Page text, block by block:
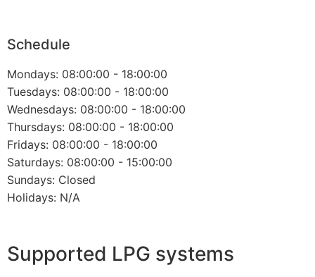
Schedule
Mondays: 08:00:00 - 18:00:00
Tuesdays: 08:00:00 - 18:00:00
Wednesdays: 08:00:00 - 18:00:00
Thursdays: 08:00:00 - 18:00:00
Fridays: 08:00:00 - 18:00:00
Saturdays: 08:00:00 - 15:00:00
Sundays: Closed
Holidays: N/A
Supported LPG systems